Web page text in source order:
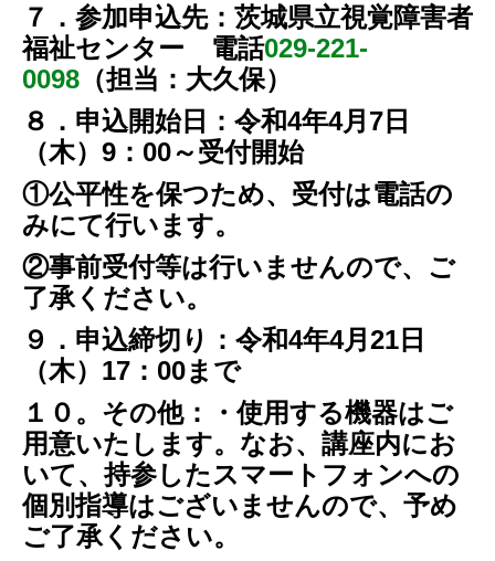
７．参加申込先：茨城県立視覚障害者
福祉センター 電話029-221-
0098 （担当：大久保）
８．申込開始日：令和4年4月7日
（木）9：00～受付開始
①公平性を保つため、受付は電話の
みにて行います。
②事前受付等は行いませんので、ご
了承ください。
９．申込締切り：令和4年4月21日
（木）17：00まで
１０。その他：・使用する機器はご
用意いたします。なお、講座内にお
いて、持参したスマートフォンへの
個別指導はございませんので、予め
ご了承ください。